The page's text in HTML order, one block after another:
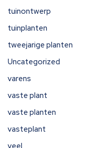
tuinontwerp
tuinplanten
tweejarige planten
Uncategorized
varens
vaste plant
vaste planten
vasteplant
veel